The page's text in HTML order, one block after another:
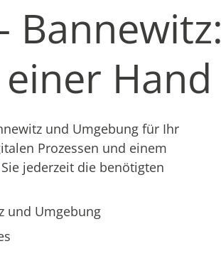
Bannewitz:
Hand
und Umgebung für Ihr
Prozessen und einem
jederzeit die benötigten
und Umgebung